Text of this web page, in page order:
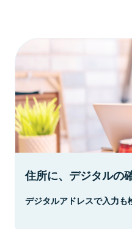
住所に、デジタルの
デジタルアドレスで入力も